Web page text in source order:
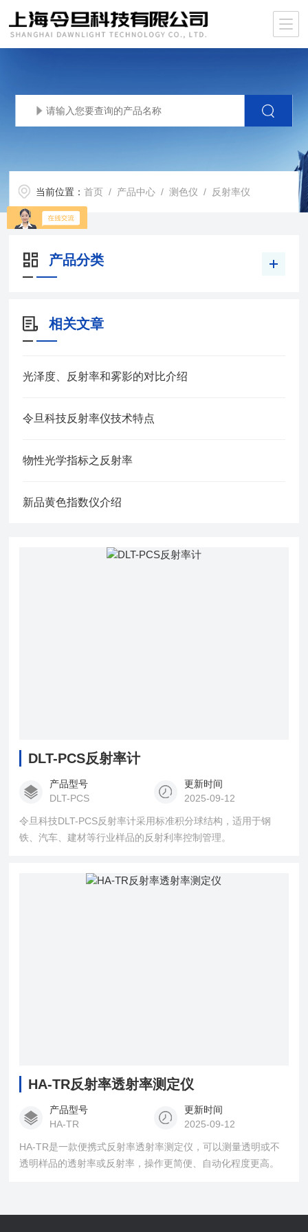
当前位置：首页 / 产品中心 /测色仪 / 反射率仪
产品分类
相关文章
光泽度、反射率和雾影的对比介绍
令旦科技反射率仪技术特点
物性光学指标之反射率
新品黄色指数仪介绍
DLT-PCS反射率计
产品型号
DLT-PCS
更新时间
2025-09-12
令旦科技DLT-PCS反射率计采用标准积分球结构，适用于钢
铁、汽车、建材等行业样品的反射利率控制管理。
HA-TR反射率透射率测定仪
产品型号
HA-TR
更新时间
2025-09-12
HA-TR是一款便携式反射率透射率测定仪，可以测量透明或不
透明样品的透射率或反射率，操作更简便、自动化程度更高。